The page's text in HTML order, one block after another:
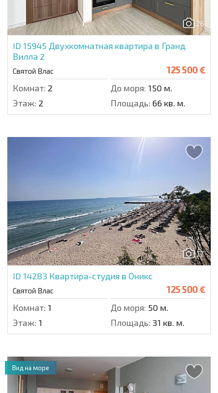
26
ID 15945 Двухкомнатная квартира в Гранд
Вилла 2
Святой Влас 125 500 €
Комнат: 2 До моря: 150 м.
Этаж: 2 Площадь: 66 кв. м.
17
ID 14283 Квартира-студия в Оникс
Святой Влас 125 500 €
Комнат: 1 До моря: 50 м.
Этаж: 1 Площадь: 31 кв. м.
Вид на море